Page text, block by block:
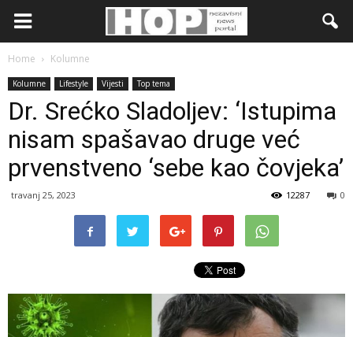
Home Kolumne
Kolumne Lifestyle Vijesti Top tema
Dr. Srećko Sladoljev: ‘Istupima
nisam spašavao druge već
prvenstveno ‘sebe kao čovjeka’
travanj 25, 2023 0
12287